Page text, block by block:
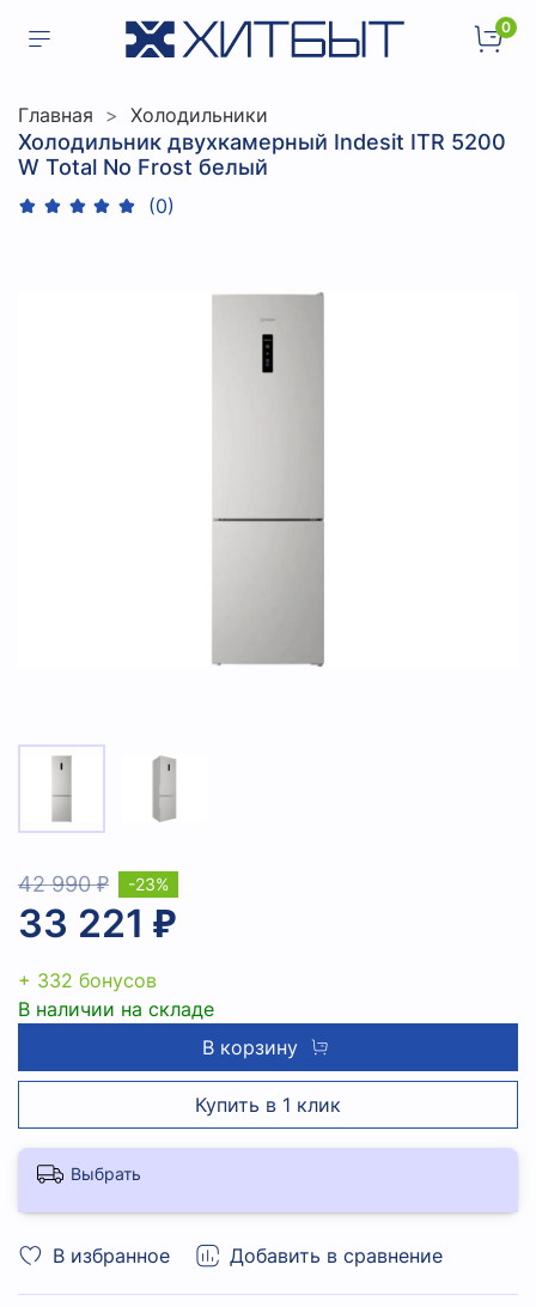
0
Главная Холодильники
Холодильник двухкамерный Indesit ITR 5200
W Total No Frost белый
(0)
В избранное Добавить в сравнение
42 990 ₽
33 221 ₽
-23%
+ 332 бонусов
В наличии на складе
В корзину
Купить в 1 клик
Выбрать